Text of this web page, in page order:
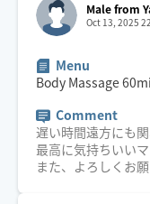
Male from
Oct 13, 2025
Menu
Body Massage60
Comment
遅い時間遠方にも
最高に気持ちいい
また、よろしくお願